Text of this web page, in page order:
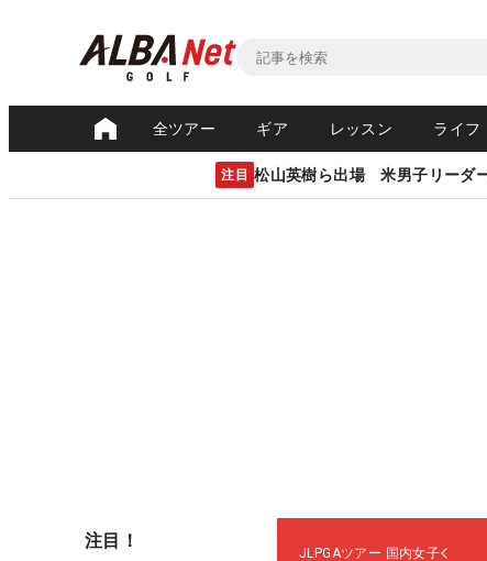
全ツアー ギア レッスン ライフ
注目 松山英樹ら出場 米男子リーダ
注目！
JLPGAツアー 国内女子